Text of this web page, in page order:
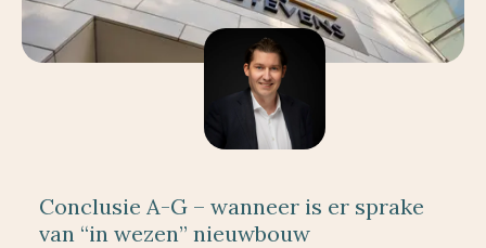
Conclusie A-G – wanneer is er sprake
van “in wezen” nieuwbouw